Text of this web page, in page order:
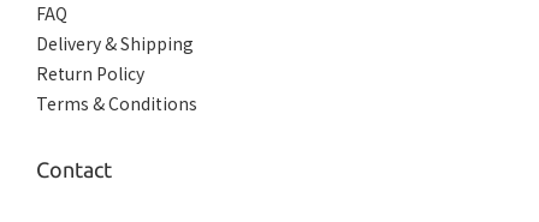
FAQ
Delivery & Shipping
Return Policy
Terms & Conditions
Contact